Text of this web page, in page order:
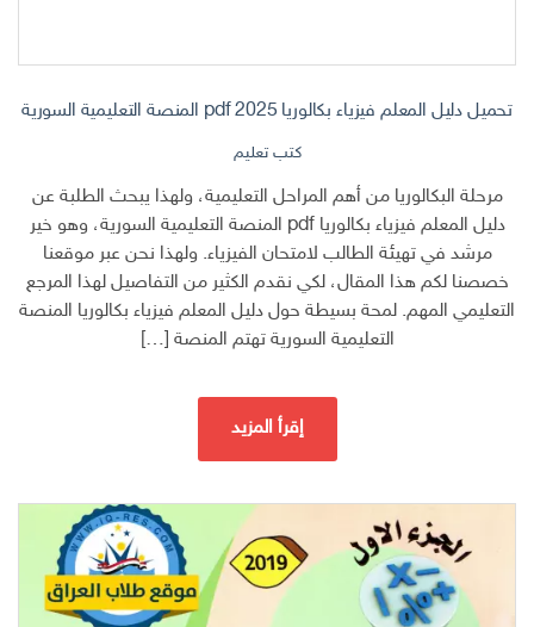
تحميل دليل المعلم فيزياء بكالوريا 2025 pdf المنصة التعليمية السورية
كتب تعليم
مرحلة البكالوريا من أهم المراحل التعليمية، ولهذا يبحث الطلبة عن
دليل المعلم فيزياء بكالوريا pdf المنصة التعليمية السورية، وهو خير
مرشد في تهيئة الطالب لامتحان الفيزياء. ولهذا نحن عبر موقعنا
خصصنا لكم هذا المقال، لكي نقدم الكثير من التفاصيل لهذا المرجع
التعليمي المهم. لمحة بسيطة حول دليل المعلم فيزياء بكالوريا المنصة
التعليمية السورية تهتم المنصة […]
إقرأ المزيد